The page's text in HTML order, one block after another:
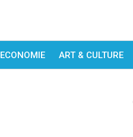
ECONOMIE ART & CULTURE